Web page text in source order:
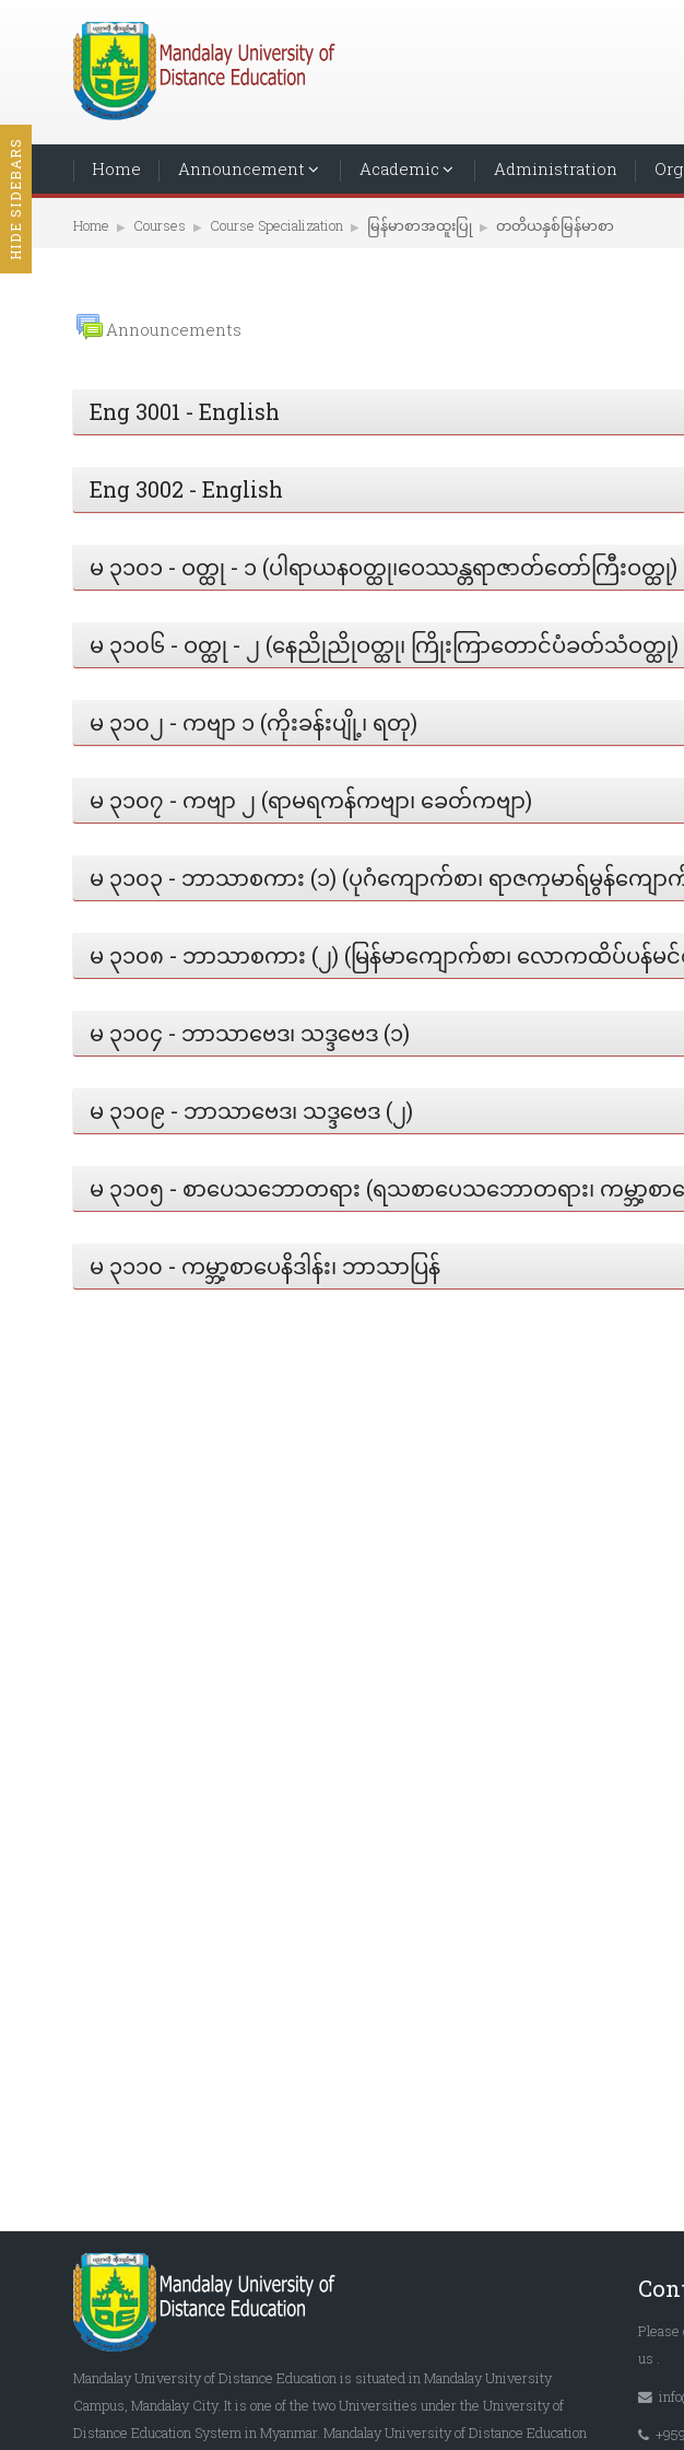
Home Announcement Academic Administration
Home ▶︎ Courses ▶︎ Course Specialization ▶︎ မြန်မာစာအထူးပြု ▶︎ တတိယနှစ်မြန်မာစာ
Announcements
Eng 3001 - English
Eng 3002 - English
မ ၃၁၀၁ - ဝတ္ထု - ၁ (ပါရာယနဝတ္ထု၊ဝေဿန္တရာဇာတ်တော်ကြီးဝတ္ထု)
မ ၃၁၀၆ - ဝတ္ထု - ၂ (နေညိုညိုဝတ္ထု၊ ကြိုးကြာတောင်ပံခတ်သံဝတ္ထု)
မ ၃၁၀၂ - ကဗျာ ၁ (ကိုးခန်းပျို့၊ ရတု)
မ ၃၁၀၇ - ကဗျာ ၂ (ရာမရကန်ကဗျာ၊ ခေတ်ကဗျာ)
မ ၃၁၀၃ - ဘာသာစကား (၁) (ပုဂံကျောက်စာ၊ ရာဇကုမာရ်မွန်ကျော
မ ၃၁၀၈ - ဘာသာစကား (၂) (မြန်မာကျောက်စာ၊ လောကထိပ်ပန်မင်
မ ၃၁၀၄ - ဘာသာဗေဒ၊ သဒ္ဒဗေဒ (၁)
မ ၃၁၀၉ - ဘာသာဗေဒ၊ သဒ္ဒဗေဒ (၂)
မ ၃၁၀၅ - စာပေသဘောတရား (ရသစာပေသဘောတရား၊ ကမ္ဘာ့စ
မ ၃၁၁၀ - ကမ္ဘာ့စာပေနိဒါန်း၊ ဘာသာပြန်
Mandalay University of Distance Education is situated in Mandalay University
Campus, Mandalay City. It is one of the two Universities under the University of
Distance Education System in Myanmar. Mandalay University of Distance Education
Please
us
HIDE SIDEBARS